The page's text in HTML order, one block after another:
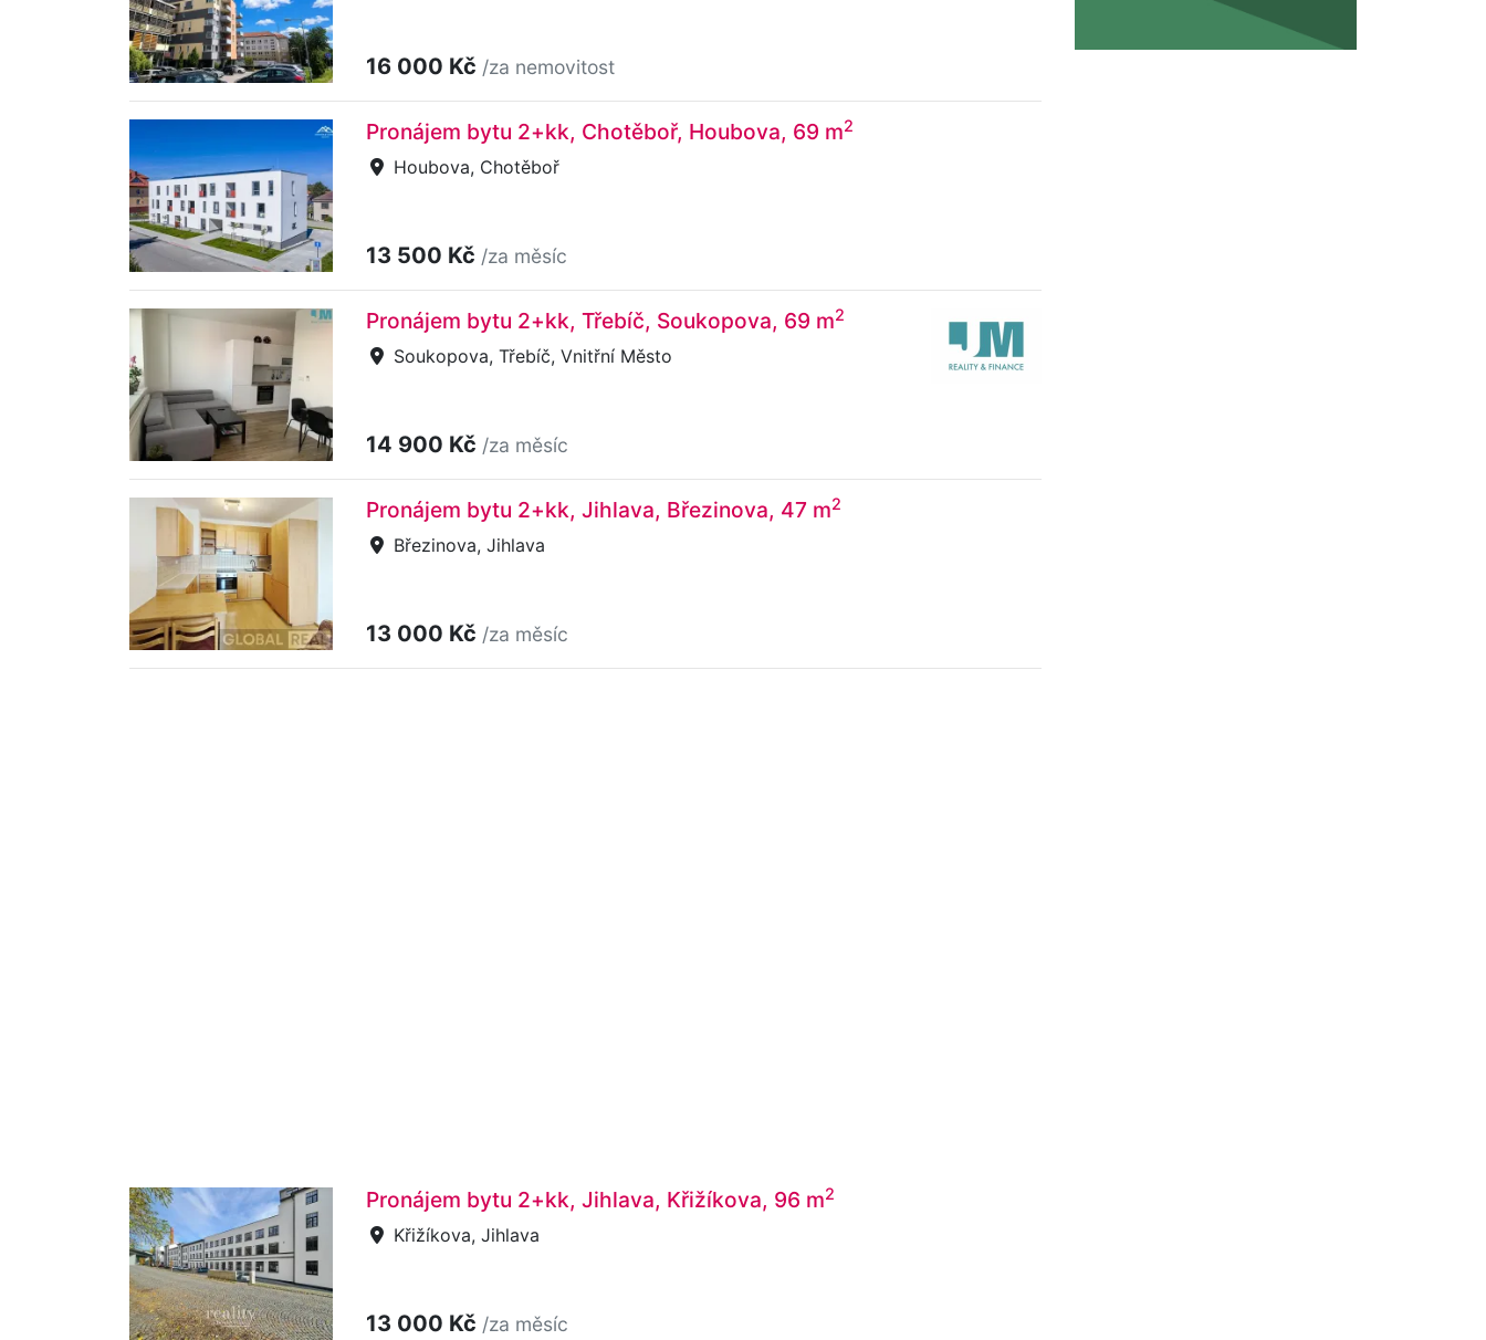
16 000 Kč /za nemovitost
Pronájem bytu 2+kk, Chotěboř, Houbova, 69 m2
Houbova, Chotěboř
13 500 Kč /za měsíc
Pronájem bytu 2+kk, Třebíč, Soukopova, 69 m2
Soukopova, Třebíč, Vnitřní Město
14 900 Kč /za měsíc
Pronájem bytu 2+kk, Jihlava, Březinova, 47 m2
Březinova, Jihlava
13 000 Kč /za měsíc
Pronájem bytu 2+kk, Jihlava, Křižíkova, 96 m2
Křižíkova, Jihlava
13 000 Kč /za měsíc